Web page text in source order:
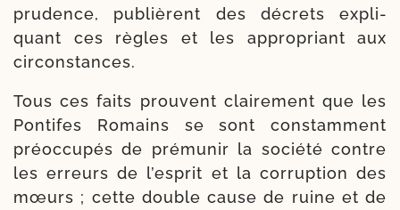
pru­dence, publièrent des décrets expli­
quant ces règles et les appro­priant aux
circonstances.
Tous ces faits prouvent clai­re­ment que les
Pontifes Romains se sont constam­ment
pré­oc­cu­pés de pré­mu­nir la socié­té contre
les erreurs de l’esprit et la cor­rup­tion des
mœurs ; cette double cause de ruine et de